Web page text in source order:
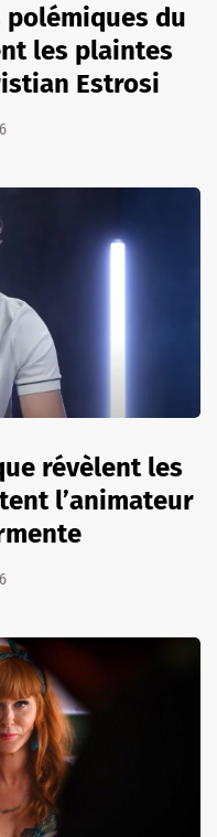
polémiques du
les plaintes
Estrosi
révèlent les
l’animateur